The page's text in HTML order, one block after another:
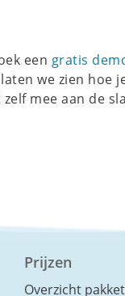
een gratis
we zien hoe
mee aan de
Prijzen
Overzicht